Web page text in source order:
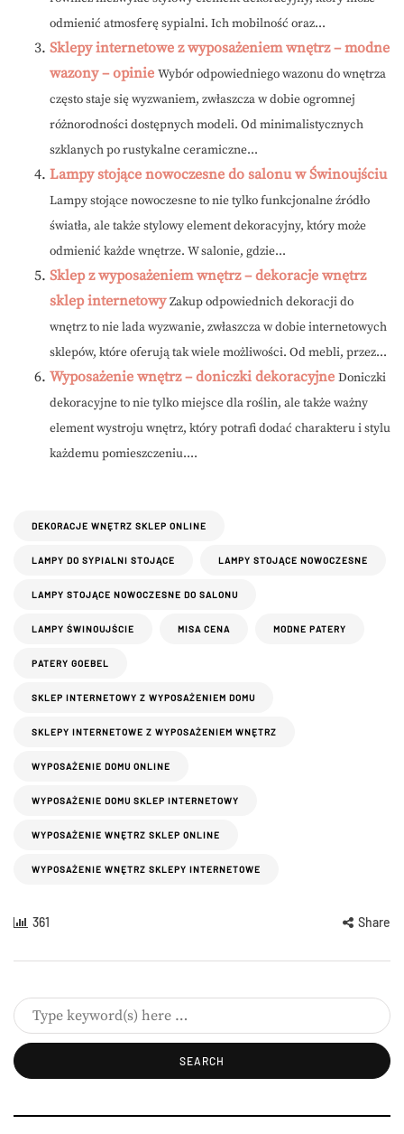
odmienić atmosferę sypialni. Ich mobilność oraz...
Sklepy internetowe z wyposażeniem wnętrz – modne
wazony – opinie Wybór odpowiedniego wazonu do wnętrza
często staje się wyzwaniem, zwłaszcza w dobie ogromnej
różnorodności dostępnych modeli. Od minimalistycznych
szklanych po rustykalne ceramiczne...
Lampy stojące nowoczesne do salonu w Świnoujściu
Lampy stojące nowoczesne to nie tylko funkcjonalne źródło
światła, ale także stylowy element dekoracyjny, który może
odmienić każde wnętrze. W salonie, gdzie...
Sklep z wyposażeniem wnętrz – dekoracje wnętrz
sklep internetowy Zakup odpowiednich dekoracji do
wnętrz to nie lada wyzwanie, zwłaszcza w dobie internetowych
sklepów, które oferują tak wiele możliwości. Od mebli, przez...
Wyposażenie wnętrz – doniczki dekoracyjne Doniczki
dekoracyjne to nie tylko miejsce dla roślin, ale także ważny
element wystroju wnętrz, który potrafi dodać charakteru i stylu
każdemu pomieszczeniu....
DEKORACJE WNĘTRZ SKLEP ONLINE
LAMPY DO SYPIALNI STOJĄCE LAMPY STOJĄCE NOWOCZESNE
LAMPY STOJĄCE NOWOCZESNE DO SALONU
LAMPY ŚWINOUJŚCIE MISA CENA MODNE PATERY
PATERY GOEBEL
SKLEP INTERNETOWY Z WYPOSAŻENIEM DOMU
SKLEPY INTERNETOWE Z WYPOSAŻENIEM WNĘTRZ
WYPOSAŻENIE DOMU ONLINE
WYPOSAŻENIE DOMU SKLEP INTERNETOWY
WYPOSAŻENIE WNĘTRZ SKLEP ONLINE
WYPOSAŻENIE WNĘTRZ SKLEPY INTERNETOWE
361 Share